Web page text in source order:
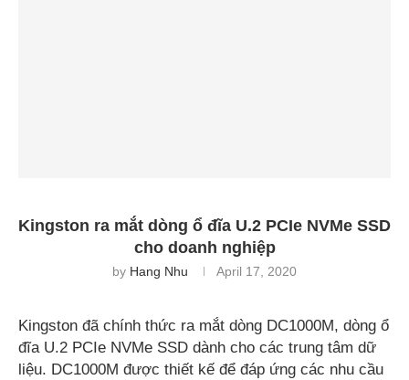
Kingston ra mắt dòng ổ đĩa U.2 PCIe NVMe SSD
cho doanh nghiệp
by Hang Nhu April 17, 2020
Kingston đã chính thức ra mắt dòng DC1000M, dòng ổ
đĩa U.2 PCIe NVMe SSD dành cho các trung tâm dữ
liệu. DC1000M được thiết kế để đáp ứng các nhu cầu